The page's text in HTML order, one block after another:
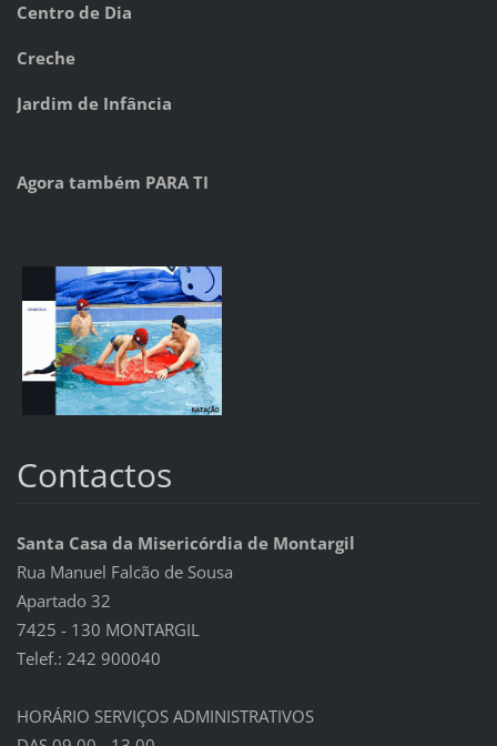
Centro de Dia
Creche
Jardim de Infância
Agora também PARA TI
Contactos
Santa Casa da Misericórdia de Montargil
Rua Manuel Falcão de Sousa
Apartado 32
7425 - 130 MONTARGIL
Telef.: 242 900040
HORÁRIO SERVIÇOS ADMINISTRATIVOS